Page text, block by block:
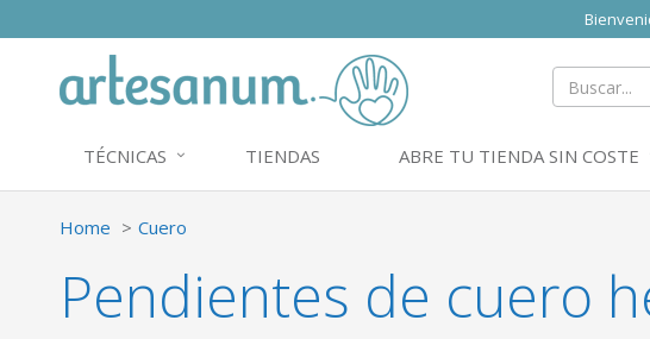
TÉCNICAS TIENDAS ABRE TU TIENDA SIN COSTE
Home Cuero
Pendientes de cuero